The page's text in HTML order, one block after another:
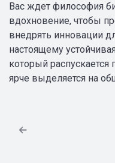
Вас ждет философия
вдохновение, чтобы
внедрять инновации
настоящему
который
ярче выделяется на